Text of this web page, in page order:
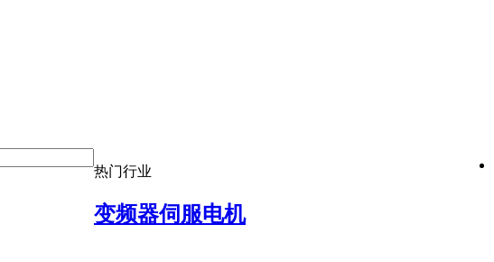
热门行业
变频器伺服电机